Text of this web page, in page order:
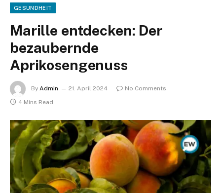
GESUNDHEIT
Marille entdecken: Der
bezaubernde
Aprikosengenuss
By Admin 21. April 2024
No Comments
4 Mins Read